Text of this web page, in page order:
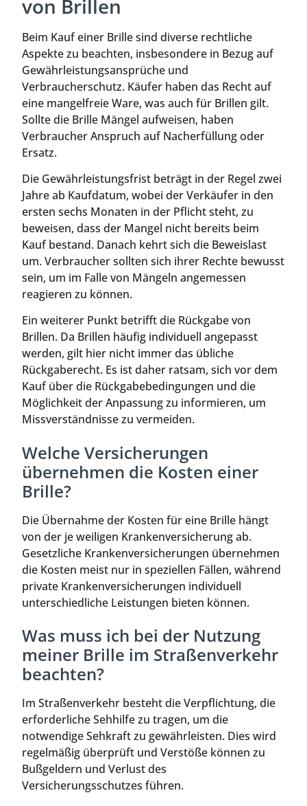
von Brillen
Beim Kauf einer Brille sind diverse rechtliche
Aspekte zu beachten, insbesondere in Bezug auf
Gewährleistungsansprüche und
Verbraucherschutz. Käufer haben das Recht auf
eine mangelfreie Ware, was auch für Brillen gilt.
Sollte die Brille Mängel aufweisen, haben
Verbraucher Anspruch auf Nacherfüllung oder
Ersatz.
Die Gewährleistungsfrist beträgt in der Regel zwei
Jahre ab Kaufdatum, wobei der Verkäufer in den
ersten sechs Monaten in der Pflicht steht, zu
beweisen, dass der Mangel nicht bereits beim
Kauf bestand. Danach kehrt sich die Beweislast
um. Verbraucher sollten sich ihrer Rechte bewusst
sein, um im Falle von Mängeln angemessen
reagieren zu können.
Ein weiterer Punkt betrifft die Rückgabe von
Brillen. Da Brillen häufig individuell angepasst
werden, gilt hier nicht immer das übliche
Rückgaberecht. Es ist daher ratsam, sich vor dem
Kauf über die Rückgabebedingungen und die
Möglichkeit der Anpassung zu informieren, um
Missverständnisse zu vermeiden.
Welche Versicherungen
übernehmen die Kosten einer
Brille?
Die Übernahme der Kosten für eine Brille hängt
von der je weiligen Krankenversicherung ab.
Gesetzliche Krankenversicherungen übernehmen
die Kosten meist nur in speziellen Fällen, während
private Krankenversicherungen individuell
unterschiedliche Leistungen bieten können.
Was muss ich bei der Nutzung
meiner Brille im Straßenverkehr
beachten?
Im Straßenverkehr besteht die Verpflichtung, die
erforderliche Sehhilfe zu tragen, um die
notwendige Sehkraft zu gewährleisten. Dies wird
regelmäßig überprüft und Verstöße können zu
Bußgeldern und Verlust des
Versicherungsschutzes führen.